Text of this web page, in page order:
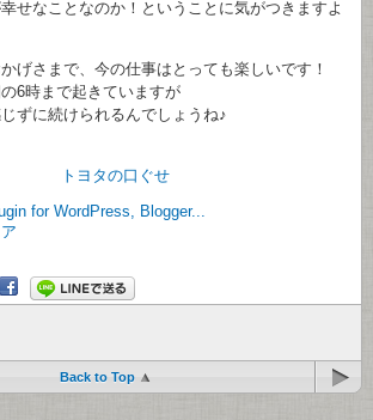
せなことなのか！ということに気がつきますよ
げさまで、今の仕事はとっても楽しいです！
6時まで起きていますが
ずに続けられるんでしょうね♪
Back to Top